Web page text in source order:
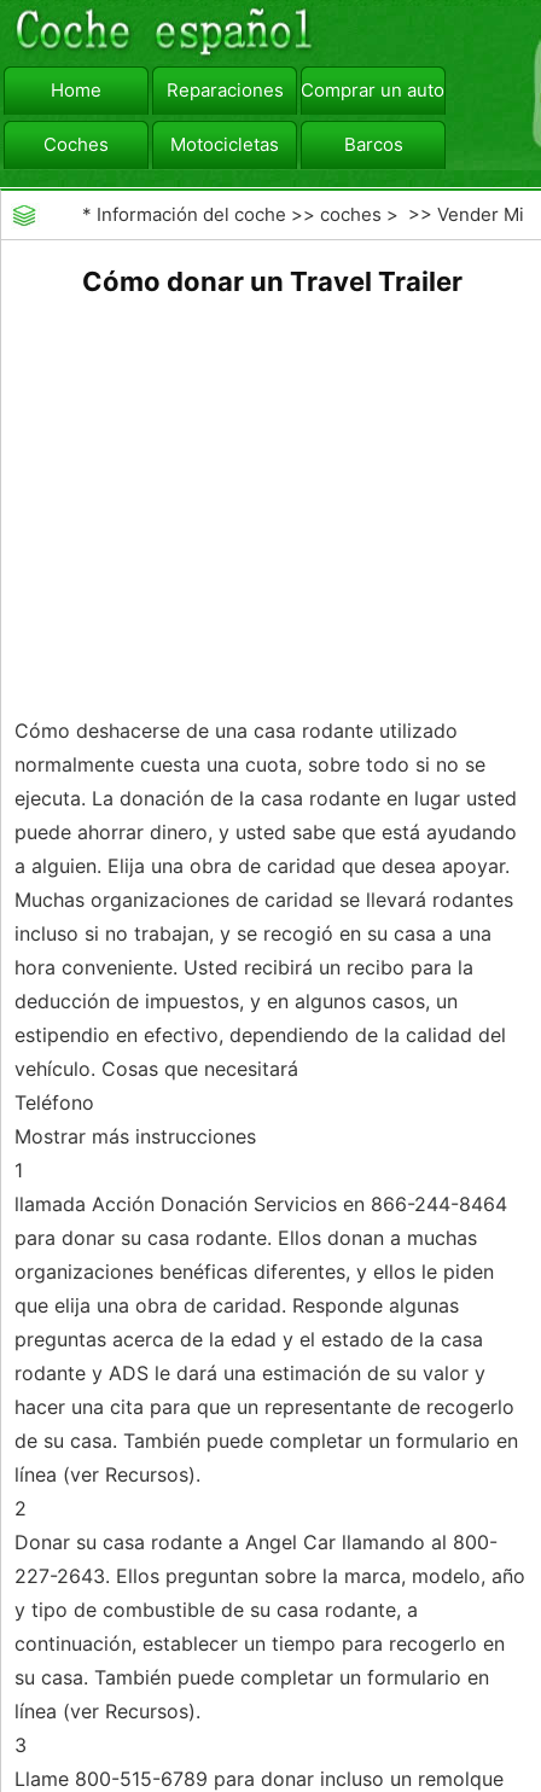
Home Reparaciones Comprar un automóvil
Coches Motocicletas Barcos
viajar Camiones
* Información del coche >>coches > >>Vender Mi
Cómo donar un Travel Trailer
Cómo deshacerse de una casa rodante utilizado
normalmente cuesta una cuota, sobre todo si no se
ejecuta. La donación de la casa rodante en lugar usted
puede ahorrar dinero, y usted sabe que está ayudando
a alguien. Elija una obra de caridad que desea apoyar.
Muchas organizaciones de caridad se llevará rodantes
incluso si no trabajan, y se recogió en su casa a una
hora conveniente. Usted recibirá un recibo para la
deducción de impuestos, y en algunos casos, un
estipendio en efectivo, dependiendo de la calidad del
vehículo. Cosas que necesitará
Teléfono
Mostrar más instrucciones
1
llamada Acción Donación Servicios en 866-244-8464
para donar su casa rodante. Ellos donan a muchas
organizaciones benéficas diferentes, y ellos le piden
que elija una obra de caridad. Responde algunas
preguntas acerca de la edad y el estado de la casa
rodante y ADS le dará una estimación de su valor y
hacer una cita para que un representante de recogerlo
de su casa. También puede completar un formulario en
línea (ver Recursos).
2
Donar su casa rodante a Angel Car llamando al 800-
227-2643. Ellos preguntan sobre la marca, modelo, año
y tipo de combustible de su casa rodante, a
continuación, establecer un tiempo para recogerlo en
su casa. También puede completar un formulario en
línea (ver Recursos).
3
Llame 800-515-6789 para donar incluso un remolque